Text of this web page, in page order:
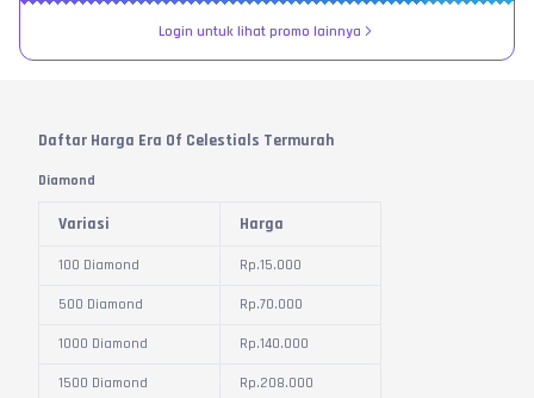
Login untuk lihat promo lainnya
Daftar Harga Era Of Celestials Termurah
Diamond
Variasi Harga
100 Diamond Rp.15.000
500 Diamond Rp.70.000
1000 Diamond Rp.140.000
1500 Diamond Rp.208.000